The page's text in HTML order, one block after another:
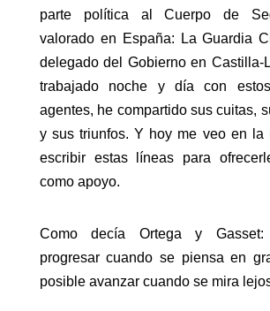
parte política al Cuerpo de
valorado en España: La Guardia
delegado del Gobierno en Castilla-
trabajado noche y día con
agentes, he compartido sus cuitas,
y sus triunfos. Y hoy me veo en la
escribir estas líneas para
como apoyo.
Como decía Ortega y Gasset:
progresar cuando se piensa en
posible avanzar cuando se mira